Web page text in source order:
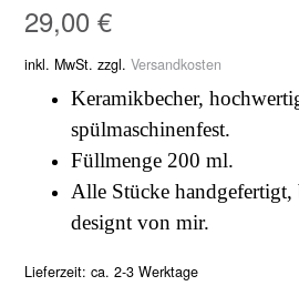
29,00 €
inkl. MwSt. zzgl. Versandkosten
Keramikbecher,
spülmaschinenfest.
Füllmenge 200 ml.
Alle Stücke handgefertigt,
designt von mir.
Lieferzeit: ca. 2-3 Werktage